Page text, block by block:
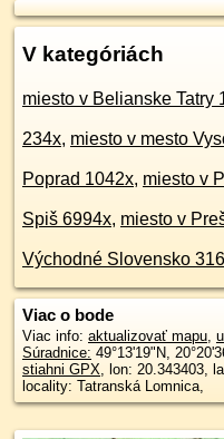
V kategóriách
miesto v Belianske Tatry
234x, miesto v mesto
Poprad 1042x, miesto v
Spiš 6994x, miesto v
Východné Slovensko
Viac o bode
Viac info: aktualizovať mapu,
Súradnice: 49°13'19"N,
stiahni GPX, lon: 20.343403,
locality: Tatranská Lomnica,